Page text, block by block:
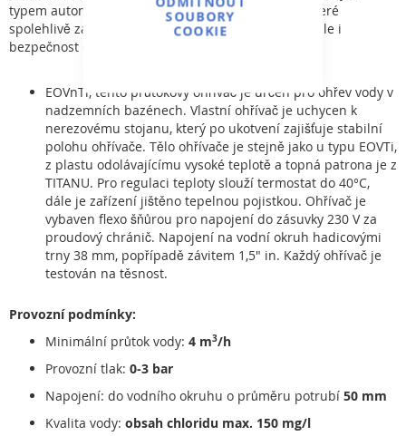
SOUBORY
COOKIE
typem automatického ovládání od firmy VÁGNER, které
spolehlivě zajistí nejen požadovanou komfortnost, ale i
bezpečnost obsluhy.
EOVnTi, tento průtokový ohřívač je určen pro ohřev vody v
nadzemních bazénech. Vlastní ohřívač je uchycen k
nerezovému stojanu, který po ukotvení zajišťuje stabilní
polohu ohřívače. Tělo ohřívače je stejně jako u typu EOVTi,
z plastu odolávajícímu vysoké teplotě a topná patrona je z
TITANU. Pro regulaci teploty slouží termostat do 40°C,
dále je zařízení jištěno tepelnou pojistkou. Ohřívač je
vybaven flexo šňůrou pro napojení do zásuvky 230 V za
proudový chránič. Napojení na vodní okruh hadicovými
trny 38 mm, popřípadě závitem 1,5" in. Každý ohřívač je
testován na těsnost.
Provozní podmínky:
Minimální průtok vody: 4 m3/h
Provozní tlak: 0-3 bar
Napojení: do vodního okruhu o průměru potrubí 50 mm
Kvalita vody: obsah chloridu max. 150 mg/l